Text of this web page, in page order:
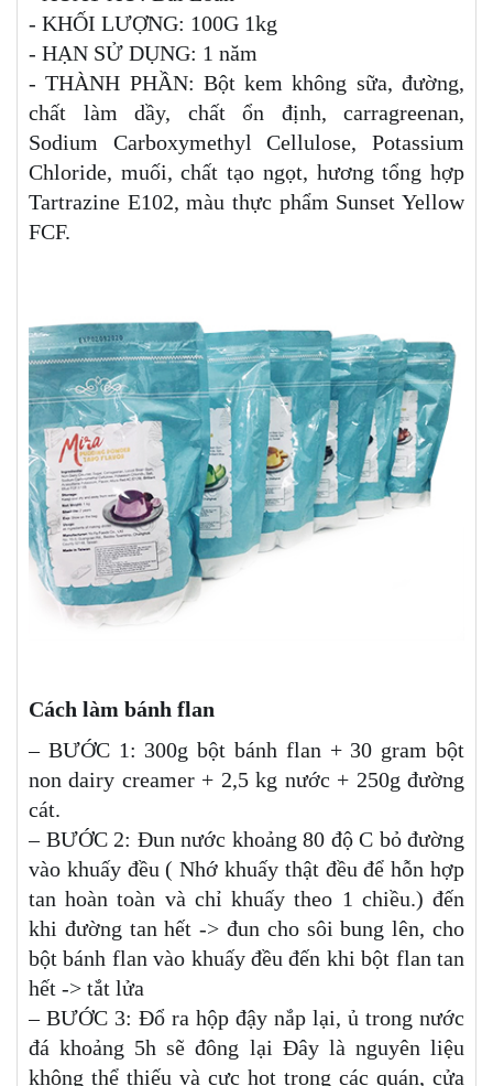
- KHỐI LƯỢNG: 100G 1kg
- HẠN SỬ DỤNG: 1 năm
- THÀNH PHẦN: Bột kem không sữa, đường,
chất làm dầy, chất ổn định, carragreenan,
Sodium Carboxymethyl Cellulose, Potassium
Chloride, muối, chất tạo ngọt, hương tổng hợp
Tartrazine E102, màu thực phẩm Sunset Yellow
FCF.
Cách làm bánh flan
– BƯỚC 1: 300g bột bánh flan + 30 gram bột
non dairy creamer + 2,5 kg nước + 250g đường
cát.
– BƯỚC 2: Đun nước khoảng 80 độ C bỏ đường
vào khuấy đều ( Nhớ khuấy thật đều để hỗn hợp
tan hoàn toàn và chỉ khuấy theo 1 chiều.) đến
khi đường tan hết -> đun cho sôi bung lên, cho
bột bánh flan vào khuấy đều đến khi bột flan tan
hết -> tắt lửa
– BƯỚC 3: Đổ ra hộp đậy nắp lại, ủ trong nước
đá khoảng 5h sẽ đông lại Đây là nguyên liệu
không thể thiếu và cực hot trong các quán, cửa